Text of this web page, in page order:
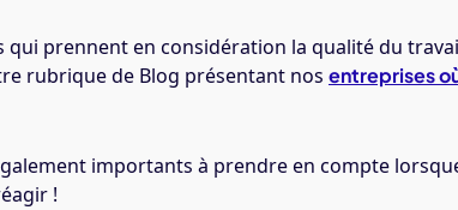
qui prennent en considération la qualité du
rubrique de Blog présentant nos entreprises
importants à prendre en compte
!